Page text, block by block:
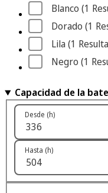
Blanco (1
Dorado (1
Lila (1
Negro (1
Capacidad de la
Desde (h)
Hasta (h)